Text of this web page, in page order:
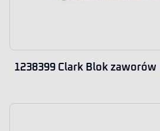
1238399 Clark Blok zaworów